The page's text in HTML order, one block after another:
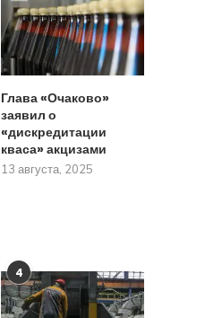
Глава «Очаково»
заявил о
«дискредитации
кваса» акцизами
13 августа, 2025
4